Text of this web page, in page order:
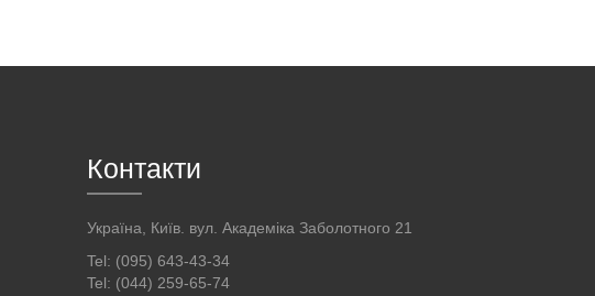
Контакти
Україна, Київ. вул. Академіка Заболотного 21
Tel: (095) 643-43-34
Tel: (044) 259-65-74